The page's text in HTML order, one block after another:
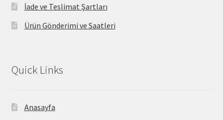
İade ve Teslimat Şartları
Ürün Gönderimi ve Saatleri
Quick Links
Anasayfa